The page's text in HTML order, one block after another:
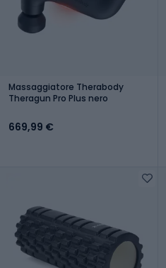
Massaggiatore Therabody
Theragun Pro Plus nero
669,99 €